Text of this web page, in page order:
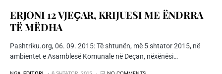
ERJONI 12 VJEҪAR, KRIJUESI ME ËNDRRA
TË MËDHA
Pashtriku.org, 06. 09. 2015: Të shtunën, më 5 shtator 2015, në
ambientet e Asamblesë Komunale në Deçan, nëxënësi…